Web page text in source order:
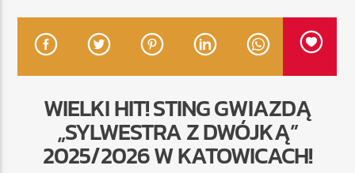
TERAZ
RADIO STREFA MUZY
WIELKI HIT! STING GWIAZDĄ
„SYLWESTRA Z DWÓJKĄ”
2025/2026 W KATOWICACH!